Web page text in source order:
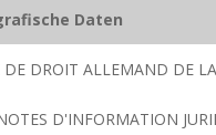
Daten
DE DROIT ALLEMAND DE
D'INFORMATION